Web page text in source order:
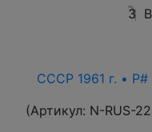
3
СССР 1961 г. •
(Артикул: N-RUS-